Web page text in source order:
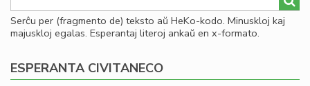
Serĉu per (fragmento de) teksto aŭ HeKo-kodo. Minuskloj kaj
majuskloj egalas. Esperantaj literoj ankaŭ en x-formato.
ESPERANTA CIVITANECO